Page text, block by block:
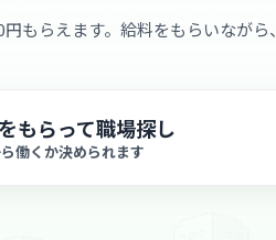
もらえます。給料をもらいながら、
もらって職場探し
働くか決められます